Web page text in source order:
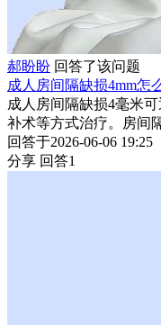
郝盼盼 回答了该问题
成人房间隔缺损4mm怎
成人房间隔缺损4毫米
补术等方式治疗。房间
回答于2026-06-06 19:25
分享 回答1